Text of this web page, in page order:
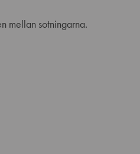
mellan sotningarna.